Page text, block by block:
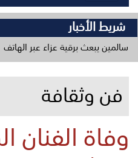
شريط الأخبار
عزاء عبر الهاتف
فن وثقافة
وفاة